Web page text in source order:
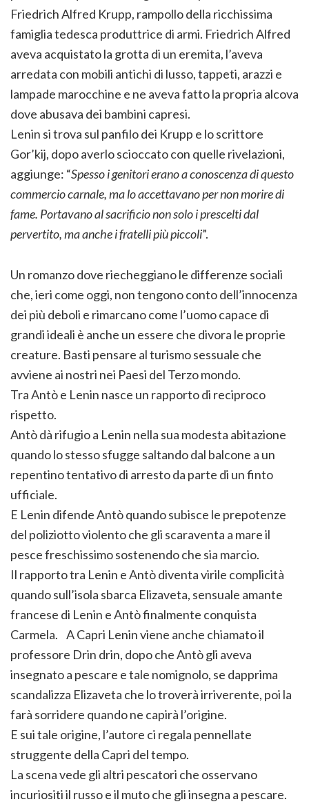
Friedrich Alfred Krupp, rampollo della ricchissima
famiglia tedesca produttrice di armi. Friedrich Alfred
aveva acquistato la grotta di un eremita, l’aveva
arredata con mobili antichi di lusso, tappeti, arazzi e
lampade marocchine e ne aveva fatto la propria alcova
dove abusava dei bambini capresi.
Lenin si trova sul panfilo dei Krupp e lo scrittore
Gor’kij, dopo averlo scioccato con quelle rivelazioni,
aggiunge: “Spesso i genitori erano a conoscenza di questo
commercio carnale, ma lo accettavano per non morire di
fame. Portavano al sacrificio non solo i prescelti dal
pervertito, ma anche i fratelli più piccoli”.
Un romanzo dove riecheggiano le differenze sociali
che, ieri come oggi, non tengono conto dell’innocenza
dei più deboli e rimarcano come l’uomo capace di
grandi ideali è anche un essere che divora le proprie
creature. Basti pensare al turismo sessuale che
avviene ai nostri nei Paesi del Terzo mondo.
Tra Antò e Lenin nasce un rapporto di reciproco
rispetto.
Antò dà rifugio a Lenin nella sua modesta abitazione
quando lo stesso sfugge saltando dal balcone a un
repentino tentativo di arresto da parte di un finto
ufficiale.
E Lenin difende Antò quando subisce le prepotenze
del poliziotto violento che gli scaraventa a mare il
pesce freschissimo sostenendo che sia marcio.
Il rapporto tra Lenin e Antò diventa virile complicità
quando sull’isola sbarca Elizaveta, sensuale amante
francese di Lenin e Antò finalmente conquista
Carmela. A Capri Lenin viene anche chiamato il
professore Drin drin, dopo che Antò gli aveva
insegnato a pescare e tale nomignolo, se dapprima
scandalizza Elizaveta che lo troverà irriverente, poi la
farà sorridere quando ne capirà l’origine.
E sui tale origine, l’autore ci regala pennellate
struggente della Capri del tempo.
La scena vede gli altri pescatori che osservano
incuriositi il russo e il muto che gli insegna a pescare.